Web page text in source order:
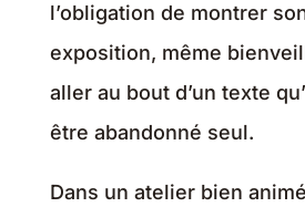
l’obligation de montrer
exposition, même
aller au bout d’un texte
être abandonné seul.
Dans un atelier bien